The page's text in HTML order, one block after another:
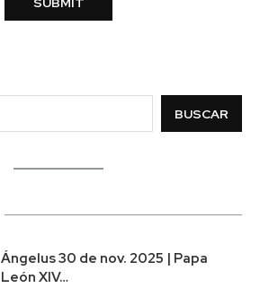
BUSCAR
Ángelus 30 de nov. 2025 | Papa
León XIV…